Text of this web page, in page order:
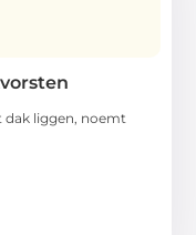
dak liggen, noemt